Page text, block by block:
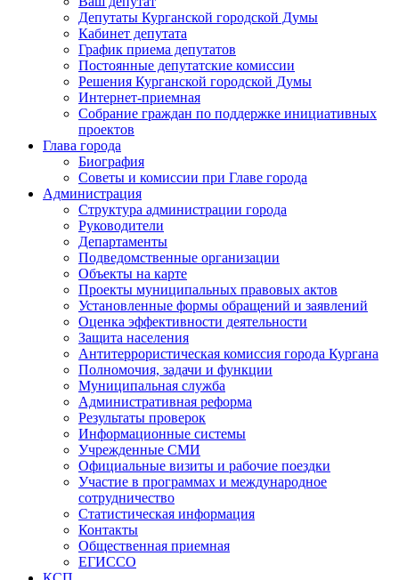
Депутаты Курганской городской Думы
Кабинет депутата
График приема депутатов
Постоянные депутатские комиссии
Решения Курганской городской Думы
Интернет-приемная
Собрание граждан по поддержке инициативных
проектов
Глава города
Биография
Советы и комиссии при Главе города
Администрация
Структура администрации города
Руководители
Департаменты
Подведомственные организации
Объекты на карте
Проекты муниципальных правовых актов
Установленные формы обращений и заявлений
Оценка эффективности деятельности
Защита населения
Антитеррористическая комиссия города Кургана
Полномочия, задачи и функции
Муниципальная служба
Административная реформа
Результаты проверок
Информационные системы
Учрежденные СМИ
Официальные визиты и рабочие поездки
Участие в программах и международное
сотрудничество
Статистическая информация
Контакты
Общественная приемная
ЕГИССО